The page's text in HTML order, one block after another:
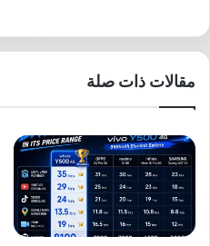
مقالات ذات صلة